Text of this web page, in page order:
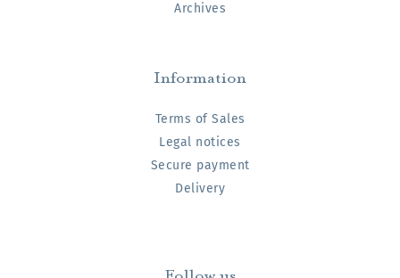
Archives
Information
Terms of Sales
Legal notices
Secure payment
Delivery
Follow us